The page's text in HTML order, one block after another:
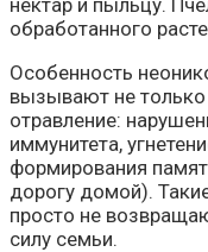
обработанного
Особенность
вызывают не только
отравление:
иммунитета,
формирования
дорогу домой).
просто не
силу семьи.